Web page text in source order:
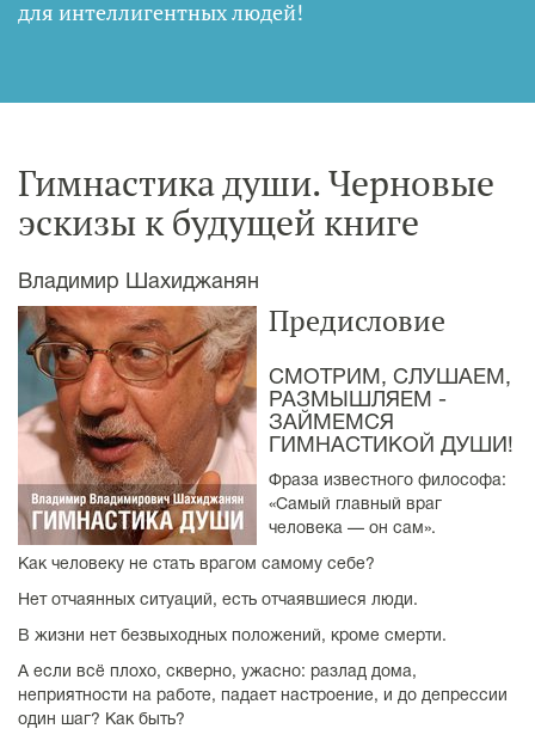
для интеллигентных людей!
Гимнастика души. Черновые
эскизы к будущей книге
Владимир Шахиджанян
Предисловие
СМОТРИМ, СЛУШАЕМ,
РАЗМЫШЛЯЕМ -
ЗАЙМЕМСЯ
ГИМНАСТИКОЙ ДУШИ!
Фраза известного философа:
«Самый главный враг
человека — он сам».
Как человеку не стать врагом самому себе?
Нет отчаянных ситуаций, есть отчаявшиеся люди.
В жизни нет безвыходных положений, кроме смерти.
А если всё плохо, скверно, ужасно: разлад дома,
неприятности на работе, падает настроение, и до депрессии
один шаг? Как быть?